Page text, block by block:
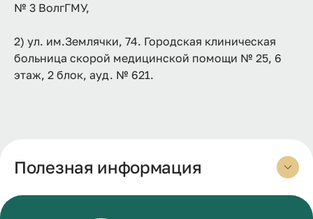
№ 3 ВолгГМУ,
2) ул. им.Землячки, 74. Городская клиническая
больница скорой медицинской помощи № 25, 6
этаж, 2 блок, ауд. № 621.
Полезная информация